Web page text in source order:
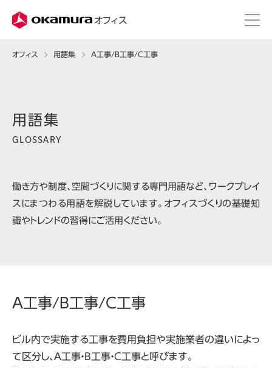
オフィス
オフィス 用語集 A工事/B工事/C工事
GLOSSARY
働き方や制度、空間づくりに関する専門用語など、ワークプレイ
スにまつわる用語を解説しています。オフィスづくりの基礎知
識やトレンドの習得にご活用ください。
A工事/B工事/C工事
ビル内で実施する工事を費用負担や実施業者の違いによっ
て区分し、A工事・B工事・C工事と呼びます。